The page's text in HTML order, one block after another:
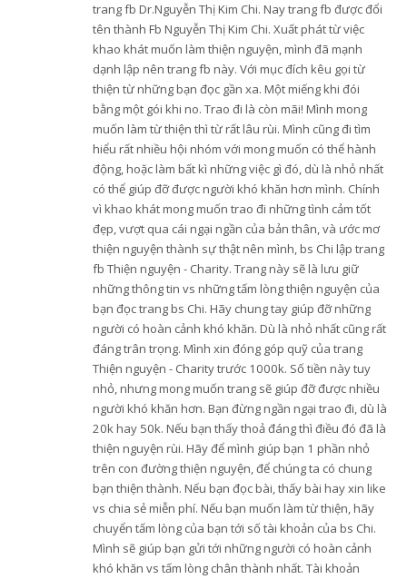
trang fb Dr.Nguyễn Thị Kim Chi. Nay trang fb được đổi
tên thành Fb Nguyễn Thị Kim Chi. Xuất phát từ việc
khao khát muốn làm thiện nguyện, mình đã mạnh
dạnh lập nên trang fb này. Với mục đích kêu gọi từ
thiện từ những bạn đọc gần xa. Một miếng khi đói
bằng một gói khi no. Trao đi là còn mãi! Mình mong
muốn làm từ thiện thì từ rất lâu rùi. Mình cũng đi tìm
hiểu rất nhiều hội nhóm với mong muốn có thể hành
động, hoặc làm bất kì những việc gì đó, dù là nhỏ nhất
có thể giúp đỡ được người khó khăn hơn mình. Chính
vì khao khát mong muốn trao đi những tình cảm tốt
đẹp, vượt qua cái ngại ngần của bản thân, và ước mơ
thiện nguyện thành sự thật nên mình, bs Chi lập trang
fb Thiện nguyện - Charity. Trang này sẽ là lưu giữ
những thông tin vs những tấm lòng thiện nguyện của
bạn đọc trang bs Chi. Hãy chung tay giúp đỡ những
người có hoàn cảnh khó khăn. Dù là nhỏ nhất cũng rất
đáng trân trọng. Mình xin đóng góp quỹ của trang
Thiện nguyện - Charity trước 1000k. Số tiền này tuy
nhỏ, nhưng mong muốn trang sẽ giúp đỡ được nhiều
người khó khăn hơn. Bạn đừng ngần ngại trao đi, dù là
20k hay 50k. Nếu bạn thấy thoả đáng thì điều đó đã là
thiện nguyện rùi. Hãy để mình giúp bạn 1 phần nhỏ
trên con đường thiện nguyện, để chúng ta có chung
bạn thiện thành. Nếu bạn đọc bài, thấy bài hay xin like
vs chia sẻ miễn phí. Nếu bạn muốn làm từ thiện, hãy
chuyển tấm lòng của bạn tới số tài khoản của bs Chi.
Mình sẽ giúp bạn gửi tới những người có hoàn cảnh
khó khăn vs tấm lòng chân thành nhất. Tài khoản